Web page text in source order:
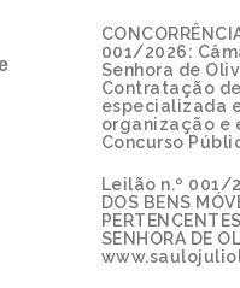
001/2026:
Senhora de
Contratação
especializada
organização e
Concurso
Leilão n.º 001/
DOS BENS
SENHORA DE